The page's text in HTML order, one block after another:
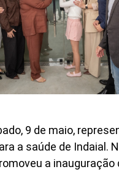
9 de maio,
a saúde de Indaial.
a inauguração